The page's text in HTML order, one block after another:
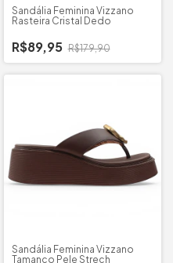
Sandália Feminina Vizzano
Rasteira Cristal Dedo
R$89,95 R$179,90
Sandália Feminina Vizzano
Tamanco Pele Strech